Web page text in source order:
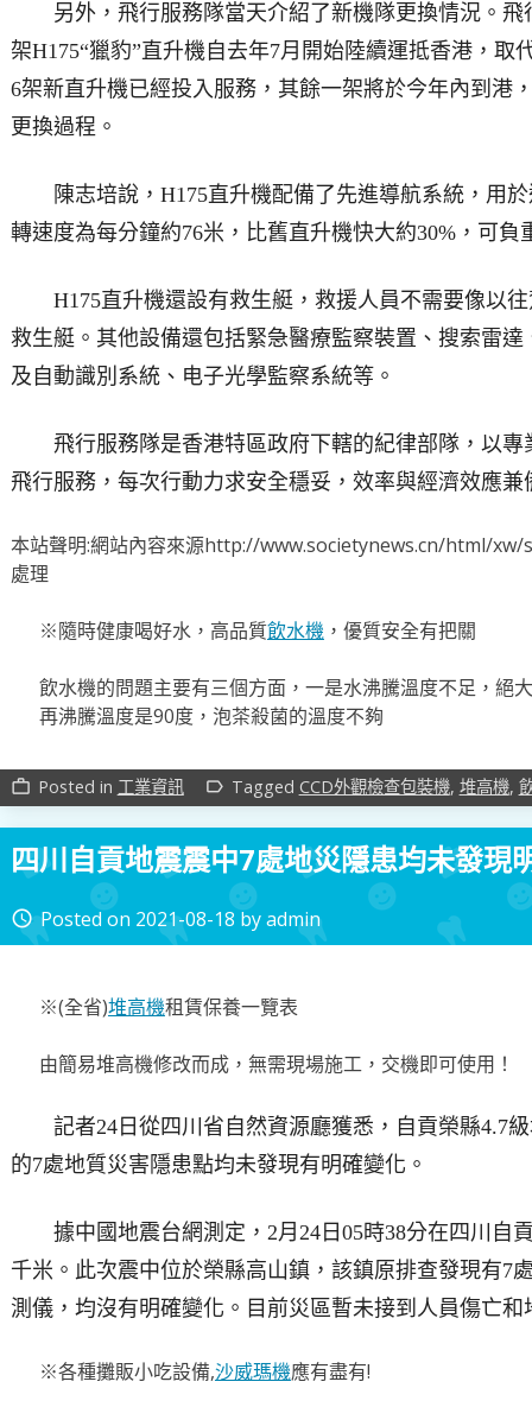
另外，飛行服務隊當天介紹了新機隊更換情況。
架H175“獵豹”直升機自去年7月開始陸續運抵香港，取
6架新直升機已經投入服務，其餘一架將於今年內到港
更換過程。
陳志培說，H175直升機配備了先進導航系統，用
轉速度為每分鐘約76米，比舊直升機快大約30%，可負
H175直升機還設有救生艇，救援人員不需要像以
救生艇。其他設備還包括緊急醫療監察裝置、搜索雷
及自動識別系統、电子光學監察系統等。
飛行服務隊是香港特區政府下轄的紀律部隊，以
飛行服務，每次行動力求安全穩妥，效率與經濟效應兼
本站聲明:網站內容來源http://www.societynews.cn/html/xw/
處理
※隨時健康喝好水，高品質飲水機，優質安全有把關
飲水機的問題主要有三個方面，一是水沸騰溫度不足，絕
再沸騰溫度是90度，泡茶殺菌的溫度不夠
work_outline Posted in 工業資訊 label_outline Tagged CCD外觀檢查包裝機, 堆高機,
四川自貢地震震中7處地災隱患均未發現
access_time Posted on 2021-08-18 byadmin
※(全省)堆高機租賃保養一覽表
由簡易堆高機修改而成，無需現場施工，交機即可使用！
記者24日從四川省自然資源廳獲悉，自貢榮縣4.7
的7處地質災害隱患點均未發現有明確變化。
據中國地震台網測定，2月24日05時38分在四川自
千米。此次震中位於榮縣高山鎮，該鎮原排查發現有7
測儀，均沒有明確變化。目前災區暫未接到人員傷亡和
※各種攤販小吃設備,沙威瑪機應有盡有!